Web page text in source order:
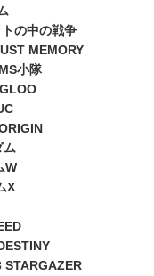
の中の戦争
MEMORY
小隊
ム
W
X
STARGAZER